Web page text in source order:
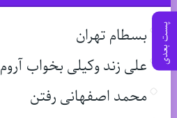
پست بعدی
بسطام تهران
علی زند وکیلی بخواب آروم
محمد اصفهانی رفتن